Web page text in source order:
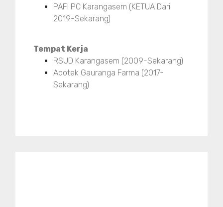
PAFI PC Karangasem (KETUA Dari
2019-Sekarang)
Tempat Kerja
RSUD Karangasem (2009-Sekarang)
Apotek Gauranga Farma (2017-
Sekarang)